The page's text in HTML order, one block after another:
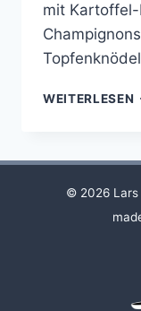
mit
WEITERLESEN
© 2026 Lars